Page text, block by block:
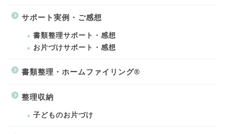
サポート実例・ご感想
書類整理サポート・感想
お片づけサポート・感想
書類整理・ホームファイリング®
整理収納
子どものお片づけ